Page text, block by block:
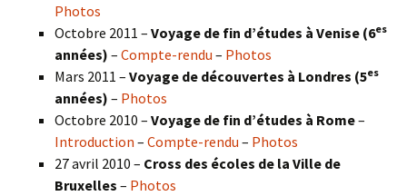
Photos
Octobre 2011 – Voyage de fin d’études à Venise (6es
années) – Compte-rendu – Photos
Mars 2011 – Voyage de découvertes à Londres (5es
années) – Photos
Octobre 2010 – Voyage de fin d’études à Rome–
Introduction – Compte-rendu – Photos
27 avril 2010 – Cross des écoles de la Ville de
Bruxelles – Photos